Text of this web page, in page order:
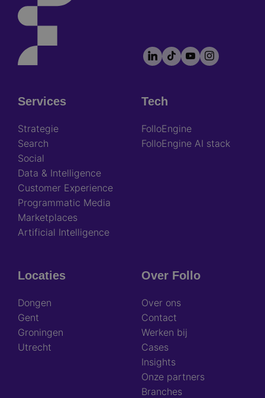
Footer
socials
LinkedIn
TikTokYouTubeInstagram
Footer
Services
Strategie
Search
Social
Data & Intelligence
Customer Experience
Programmatic Media
Marketplaces
Artificial Intelligence
Tech
FolloEngine
FolloEngine AI stack
Locaties
Dongen
Gent
Groningen
Utrecht
Over Follo
Over ons
Contact
Werken bij
Cases
Insights
Onze partners
Branches